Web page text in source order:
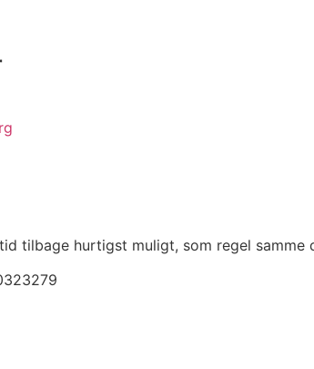
tilbage hurtigst muligt, som regel samme